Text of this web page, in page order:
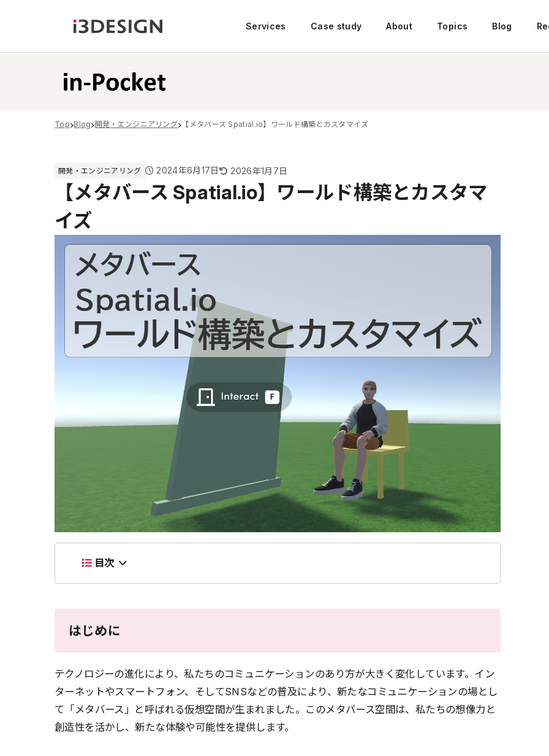
Services Case study About Topics Blog
Top Blog 開発・エンジニアリング 【メタバース Spatial.io】ワールド構築とカスタマイズ
開発・エンジニアリング 2024年6月17日 2026年1月7日
【メタバース Spatial.io】ワールド構築とカスタマ
イズ
目次
はじめに
テクノロジーの進化により、私たちのコミュニケーションのあり方が大きく変化しています。イン
ターネットやスマートフォン、そしてSNSなどの普及により、新たなコミュニケーションの場とし
て「メタバース」と呼ばれる仮想空間が生まれました。このメタバース空間は、私たちの想像力と
創造性を活かし、新たな体験や可能性を提供します。